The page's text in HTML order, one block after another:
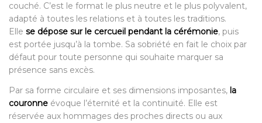
couché. C’est le format le plus neutre et le plus polyvalent,
adapté à toutes les relations et à toutes les traditions.
Elle se dépose sur le cercueil pendant la cérémonie, puis
est portée jusqu’à la tombe. Sa sobriété en fait le choix par
défaut pour toute personne qui souhaite marquer sa
présence sans excès.
Par sa forme circulaire et ses dimensions imposantes, la
couronne évoque l’éternité et la continuité. Elle est
réservée aux hommages des proches directs ou aux